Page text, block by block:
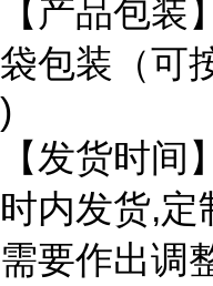
【产品包装
袋包装（可
)
【发货时
时内发货,定
需要作出调